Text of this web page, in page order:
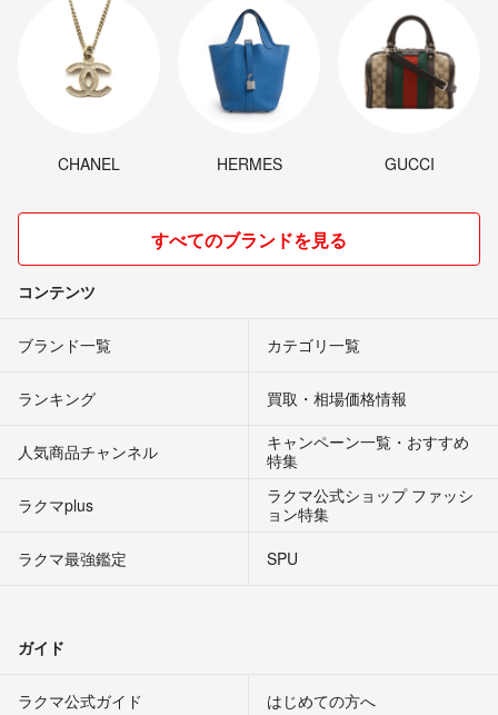
CHANEL HERMES GUCCI
すべてのブランドを見る
コンテンツ
ブランド一覧 カテゴリ一覧
ランキング 買取・相場価格情報
人気商品チャンネル
キャンペーン一覧・おすすめ
特集
ラクマplus
ラクマ公式ショップ ファッシ
ョン特集
ラクマ最強鑑定
SPU
ガイド
ラクマ公式ガイド はじめての方へ